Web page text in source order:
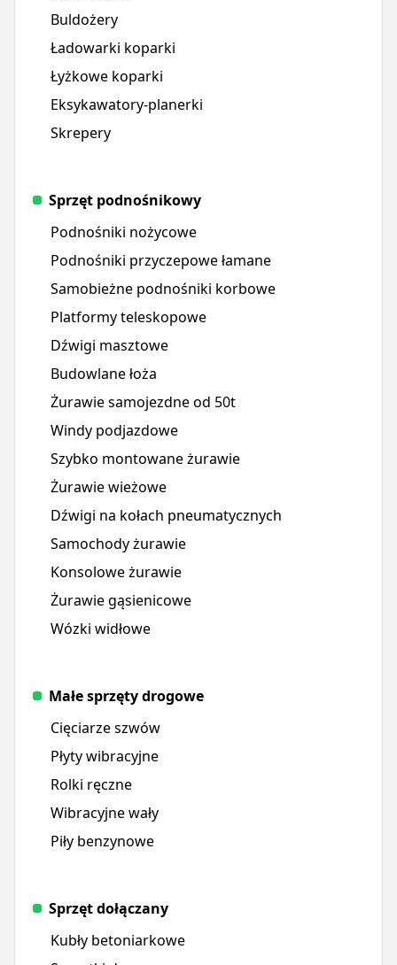
Buldożery
Ładowarki koparki
Łyżkowe koparki
Eksykawatory-planerki
Skrepery
Sprzęt podnośnikowy
Podnośniki nożycowe
Podnośniki przyczepowe łamane
Samobieżne podnośniki korbowe
Platformy teleskopowe
Dźwigi masztowe
Budowlane łoża
Żurawie samojezdne od 50t
Windy podjazdowe
Szybko montowane żurawie
Żurawie wieżowe
Dźwigi na kołach pneumatycznych
Samochody żurawie
Konsolowe żurawie
Żurawie gąsienicowe
Wózki widłowe
Małe sprzęty drogowe
Cięciarze szwów
Płyty wibracyjne
Rolki ręczne
Wibracyjne wały
Piły benzynowe
Sprzęt dołączany
Kubły betoniarkowe